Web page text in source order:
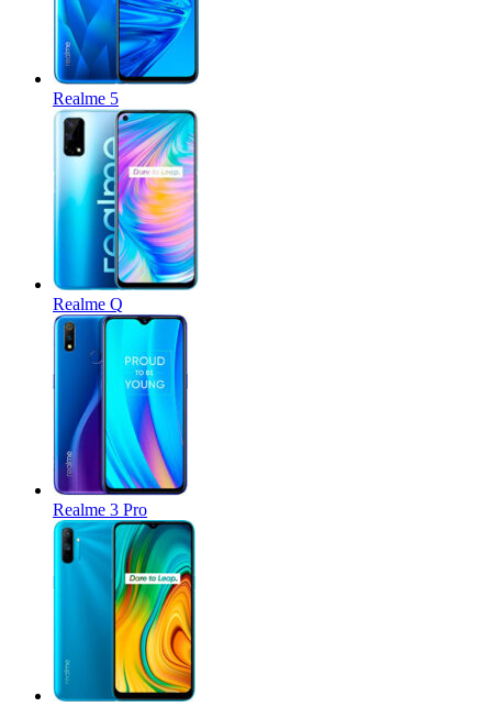
Realme 5
Realme Q
Realme 3 Pro